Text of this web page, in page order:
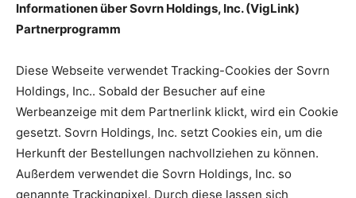
Informationen über Sovrn Holdings, Inc. (VigLink)
Partnerprogramm
Diese Webseite verwendet Tracking-Cookies der Sovrn
Holdings, Inc.. Sobald der Besucher auf eine
Werbeanzeige mit dem Partnerlink klickt, wird ein Cookie
gesetzt. Sovrn Holdings, Inc. setzt Cookies ein, um die
Herkunft der Bestellungen nachvollziehen zu können.
Außerdem verwendet die Sovrn Holdings, Inc. so
genannte Trackingpixel. Durch diese lassen sich